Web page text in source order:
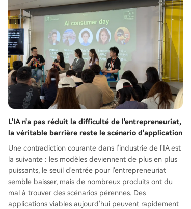
L'IA n'a pas réduit la difficulté de l'entrepreneuriat,
la véritable barrière reste le scénario d'application
Une contradiction courante dans l'industrie de l'IA est
la suivante : les modèles deviennent de plus en plus
puissants, le seuil d'entrée pour l'entrepreneuriat
semble baisser, mais de nombreux produits ont du
mal à trouver des scénarios pérennes. Des
applications viables aujourd'hui peuvent rapidement